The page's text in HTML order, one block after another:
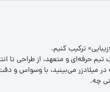
حرفه‌ای و متعهد، از طراحی تا
می‌بینید، با وسواس و دقت
چه.